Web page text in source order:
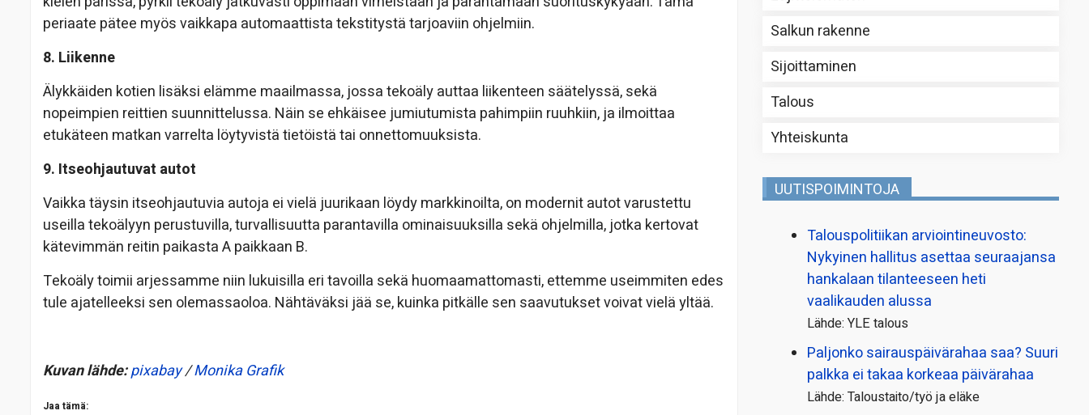
periaate pätee myös vaikkapa automaattista tekstitystä tarjoaviin ohjelmiin.
8. Liikenne
Älykkäiden kotien lisäksi elämme maailmassa, jossa tekoäly auttaa liikenteen säätelyssä, sekä
nopeimpien reittien suunnittelussa. Näin se ehkäisee jumiutumista pahimpiin ruuhkiin, ja ilmoittaa
etukäteen matkan varrelta löytyvistä tietöistä tai onnettomuuksista.
9. Itseohjautuvat autot
Vaikka täysin itseohjautuvia autoja ei vielä juurikaan löydy markkinoilta, on modernit autot varustettu
useilla tekoälyyn perustuvilla, turvallisuutta parantavilla ominaisuuksilla sekä ohjelmilla, jotka kertovat
kätevimmän reitin paikasta A paikkaan B.
Tekoäly toimii arjessamme niin lukuisilla eri tavoilla sekä huomaamattomasti, ettemme useimmiten edes
tule ajatelleeksi sen olemassaoloa. Nähtäväksi jää se, kuinka pitkälle sen saavutukset voivat vielä yltää.
Kuvan lähde:pixabay/Monika Grafik
Jaa tämä:
Salkun rakenne
Sijoittaminen
Talous
Yhteiskunta
UUTISPOIMINTOJA
Talous­politiikan arviointi­neuvosto:
Nykyinen hallitus asettaa seuraajansa
hankalaan tilanteeseen heti
vaalikauden alussa
Lähde: YLE talous
Paljonko sairauspäivä­rahaa saa? Suuri
palkka ei takaa korkeaa päivärahaa
Lähde: Taloustaito/työ ja eläke